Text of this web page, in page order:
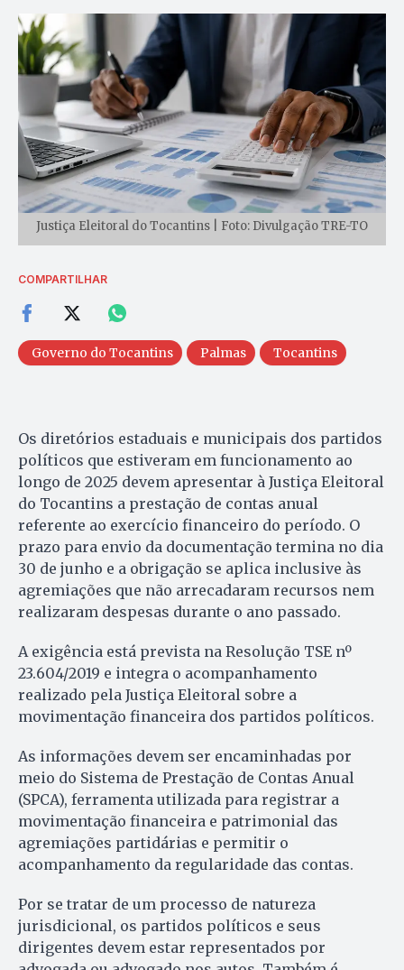
Justiça Eleitoral do Tocantins | Foto: Divulgação TRE-TO
COMPARTILHAR
Governo do Tocantins Palmas Tocantins
Os diretórios estaduais e municipais dos partidos
políticos que estiveram em funcionamento ao
longo de 2025 devem apresentar à Justiça Eleitoral
do Tocantins a prestação de contas anual
referente ao exercício financeiro do período. O
prazo para envio da documentação termina no dia
30 de junho e a obrigação se aplica inclusive às
agremiações que não arrecadaram recursos nem
realizaram despesas durante o ano passado.
A exigência está prevista na Resolução TSE nº
23.604/2019 e integra o acompanhamento
realizado pela Justiça Eleitoral sobre a
movimentação financeira dos partidos políticos.
As informações devem ser encaminhadas por
meio do Sistema de Prestação de Contas Anual
(SPCA), ferramenta utilizada para registrar a
movimentação financeira e patrimonial das
agremiações partidárias e permitir o
acompanhamento da regularidade das contas.
Por se tratar de um processo de natureza
jurisdicional, os partidos políticos e seus
dirigentes devem estar representados por